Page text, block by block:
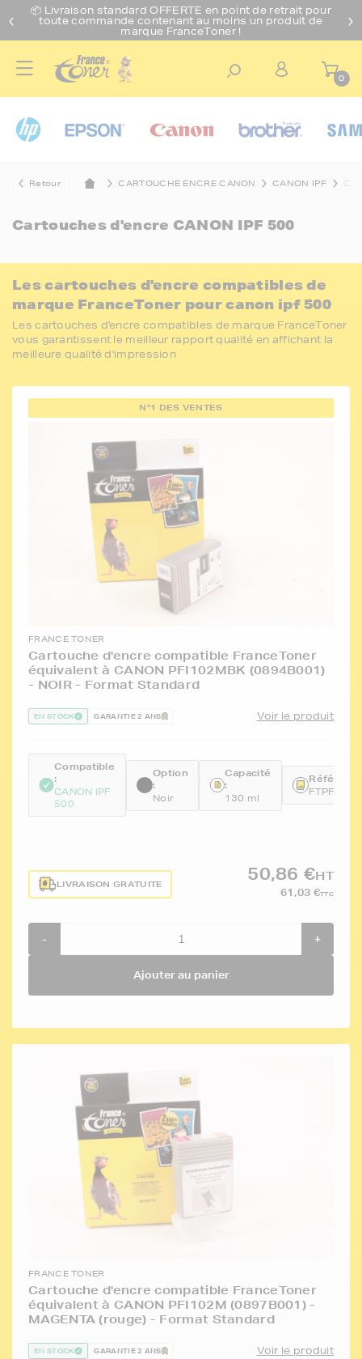
📦 Livraison standard OFFERTE en point de retrait pour
toute commande contenant au moins un produit de
marque FranceToner !
0
Retour CARTOUCHE ENCRE CANON CANON IPF
Cartouches d'encre CANON IPF 500
Les cartouches d'encre compatibles de
marque FranceToner pour canon ipf 500
Les cartouches d'encre compatibles de marque FranceToner
vous garantissent le meilleur rapport qualité en affichant la
meilleure qualité d'impression
N°1 DES VENTES
FRANCE TONER
Cartouche d'encre compatible FranceToner
équivalent à CANON PFI102MBK (0894B001)
- NOIR - Format Standard
EN STOCK GARANTIE 2 ANS Voir le produit
Compatible
:
CANON IPF
500
Option
:
Noir
Capacité
:
130 ml
LIVRAISON GRATUITE
50,86 €HT
61,03 €TTC
- +
Ajouter au panier
FRANCE TONER
Cartouche d'encre compatible FranceToner
équivalent à CANON PFI102M (0897B001) -
MAGENTA (rouge) - Format Standard
EN STOCK GARANTIE 2 ANS Voir le produit